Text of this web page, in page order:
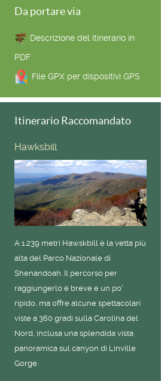
Da portare via
Descrizione del itinerario in
PDF
File GPX per dispositivi GPS
Itinerario Raccomandato
Hawksbill
A 1.239 metri Hawskbill è la vetta più
alta del Parco Nazionale di
Shenandoah. Il percorso per
raggiungerlo è breve e un po'
ripido, ma offre alcune spettacolari
viste a 360 gradi sulla Carolina del
Nord, inclusa una splendida vista
panoramica sul canyon di Linville
Gorge.